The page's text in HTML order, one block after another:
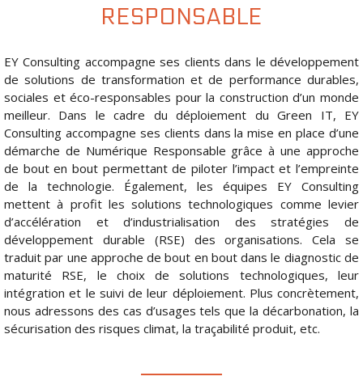
RESPONSABLE
EY Consulting accompagne ses clients dans le développement
de solutions de transformation et de performance durables,
sociales et éco-responsables pour la construction d’un monde
meilleur. Dans le cadre du déploiement du Green IT, EY
Consulting accompagne ses clients dans la mise en place d’une
démarche de Numérique Responsable grâce à une approche
de bout en bout permettant de piloter l’impact et l’empreinte
de la technologie. Également, les équipes EY Consulting
mettent à profit les solutions technologiques comme levier
d’accélération et d’industrialisation des stratégies de
développement durable (RSE) des organisations. Cela se
traduit par une approche de bout en bout dans le diagnostic de
maturité RSE, le choix de solutions technologiques, leur
intégration et le suivi de leur déploiement. Plus concrètement,
nous adressons des cas d’usages tels que la décarbonation, la
sécurisation des risques climat, la traçabilité produit, etc.